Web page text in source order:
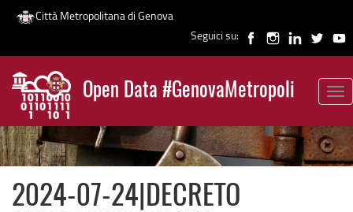
Salta
contenuto
principale
Città Metropolitana di Genova
Seguici su:
Open Data #GenovaMetropoli
News
2024-07-24|DECRETO